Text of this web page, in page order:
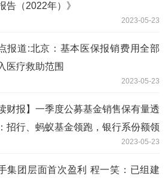
告（2022年）》
2023-05-23
报道:北京：基本医保报销费用全部
医疗救助范围
2023-05-23
读财报】一季度公募基金销售保有量透
招行、蚂蚁基金领跑，银行系份额领
2023-05-23
集团层面首次盈利 程一笑：已组建